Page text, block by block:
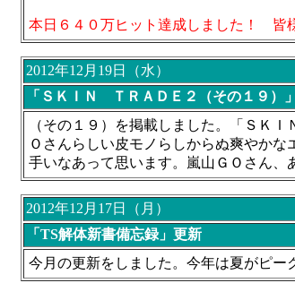
本日６４０万ヒット達成しました！ 皆
2012年12月19日（水）
「ＳＫＩＮ ＴＲＡＤＥ２（その１９）」
（その１９）を掲載しました。「ＳＫ
Ｏさんらしい皮モノらしからぬ爽やか
手いなあって思います。嵐山ＧＯさん、
2012年12月17日（月）
「TS解体新書備忘録」更新
今月の更新をしました。今年は夏がピー